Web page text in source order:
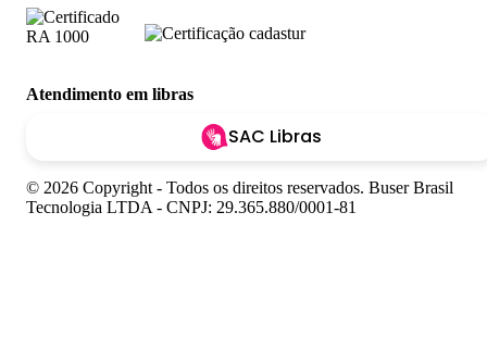
Atendimento em libras
SAC Libras
© 2026 Copyright - Todos os direitos reservados. Buser Brasil
Tecnologia LTDA - CNPJ: 29.365.880/0001-81